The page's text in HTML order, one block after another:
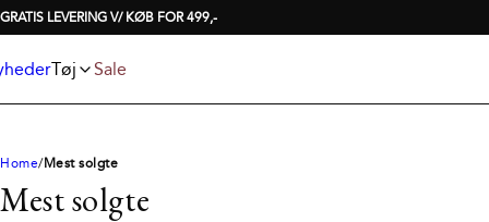
GRATIS LEVERING V/ KØB FOR 499,-
Tøj Sale
Jakker
Poloshirts
Undertøj og strømper
Home Mest solgte
Mest solgte